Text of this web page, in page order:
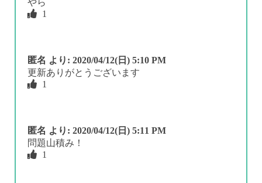
やら
1
匿名 より: 2020/04/12(日) 5:10 PM
更新ありがとうございます
1
匿名 より: 2020/04/12(日) 5:11 PM
問題山積み！
1